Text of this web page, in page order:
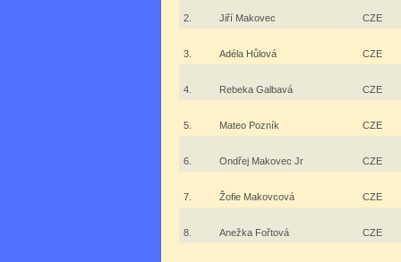
2. Jiří Makovec CZE
3. Adéla Hůlová CZE
4. Rebeka Galbavá CZE
5. Mateo Pozník CZE
6. Ondřej Makovec Jr CZE
7. Žofie Makovcová CZE
8. Anežka Fořtová CZE